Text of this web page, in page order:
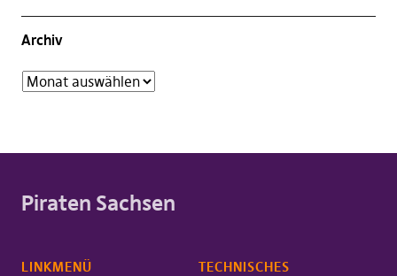
Archiv
Piraten Sachsen
LINKMENÜ TECHNISCHES